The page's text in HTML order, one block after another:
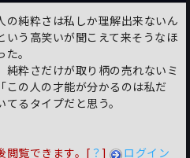
の純粋さは私しか理解出来ないん
いう高笑いが聞こえて来そうなほ
。
純粋さだけが取り柄の売れないミ
この人の才能が分かるのは私だ
るタイプだと思う。
閲覧できます。[ ？ ]
ログイン